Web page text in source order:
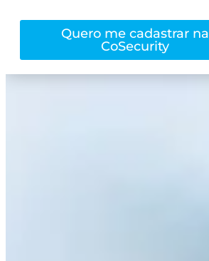
Quero me cadastrar na
CoSecurity